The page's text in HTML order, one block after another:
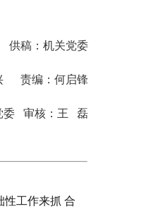
供稿：机关党委
责编：何启锋
委 审核：王 磊
性工作来抓 合